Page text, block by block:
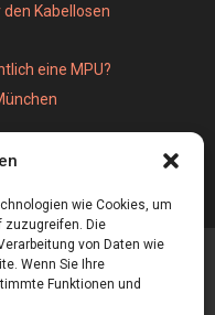
wie Cookies, um
zuzugreifen. Die
von Daten wie
Wenn Sie Ihre
Funktionen und
Kabellosen
eine MPU?